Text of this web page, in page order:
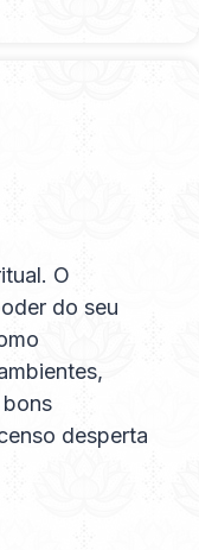
O
do seu
desperta